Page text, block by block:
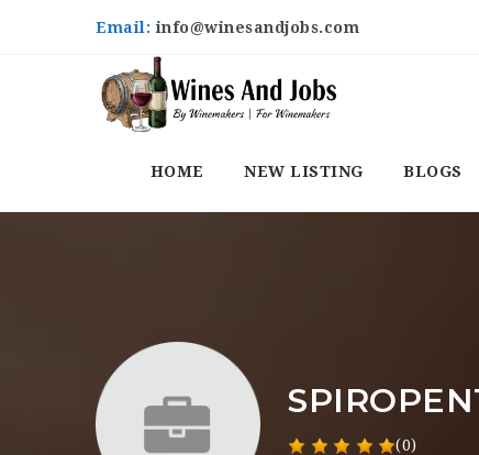
Email:info@winesandjobs.com
HOME NEW LISTING BLOGS
(0)